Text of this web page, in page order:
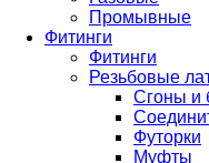
Промывные
Фитинги
Фитинги
Резьбовые
Сгоны и
Футорки
Муфты